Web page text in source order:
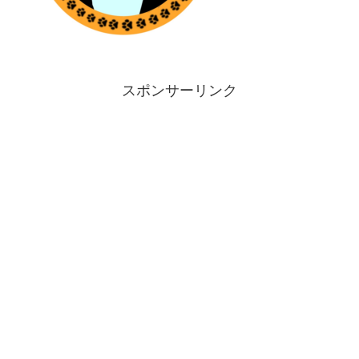
スポンサーリンク